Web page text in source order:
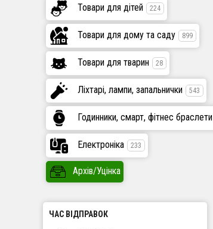
Товари для дітей 224
Товари для дому та саду 899
Товари для тварин 28
Ліхтарі, лампи, запальнички 543
Годинники, смарт, фітнес браслети
Електроніка 233
Архів/Уцінка
ЧАС ВІДПРАВОК